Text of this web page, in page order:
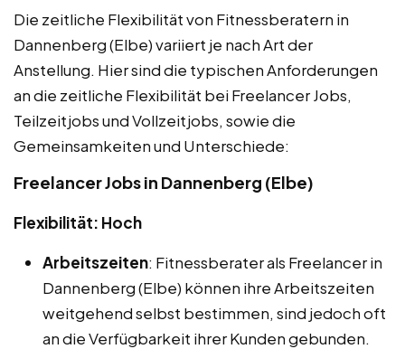
Die zeitliche Flexibilität von Fitnessberatern in
Dannenberg (Elbe) variiert je nach Art der
Anstellung. Hier sind die typischen Anforderungen
an die zeitliche Flexibilität bei Freelancer Jobs,
Teilzeitjobs und Vollzeitjobs, sowie die
Gemeinsamkeiten und Unterschiede:
Freelancer Jobs in Dannenberg (Elbe)
Flexibilität: Hoch
Arbeitszeiten: Fitnessberater als Freelancer in
Dannenberg (Elbe) können ihre Arbeitszeiten
weitgehend selbst bestimmen, sind jedoch oft
an die Verfügbarkeit ihrer Kunden gebunden.